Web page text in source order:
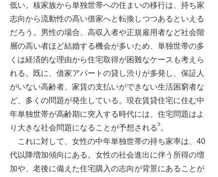
低い。核家族から単独世帯への住まいの移行は、持ち家
志向から流動性の高い借家へと転換しつつあるといえる
だろう。男性の場合、高収入者や正規雇用者など社会階
層の高い者ほど結婚する機会が多いため、単独世帯の多
くは経済的な理由から住宅取得が困難なケースも考えら
れる。既に、借家アパートの貸し渋りが多発し、保証人
がいない高齢者、家賃の支払いができない生活困窮者な
ど、多くの問題が発生している。現在賃貸住宅に住む中
年単独世帯が高齢期に突入する時代には、住宅問題はよ
り大きな社会問題になることが予想される5 。
これに対して、女性の中年単独世帯の持ち家率は、40
代以降増加傾向にある。女性の社会進出に伴う所得の増
加や、老後に備えた住宅購入の志向が背景にあることが